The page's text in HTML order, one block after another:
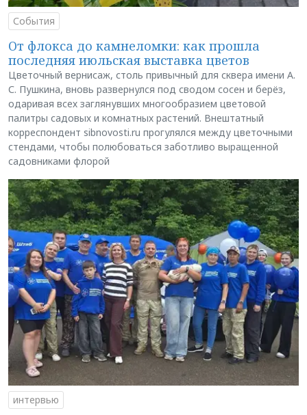
События
От флокса до камнеломки: как прошла
последняя июльская выставка цветов
Цветочный вернисаж, столь привычный для сквера имени А.
С. Пушкина, вновь развернулся под сводом сосен и берёз,
одаривая всех заглянувших многообразием цветовой
палитры садовых и комнатных растений. Внештатный
корреспондент sibnovosti.ru прогулялся между цветочными
стендами, чтобы полюбоваться заботливо выращенной
садовниками флорой
интервью